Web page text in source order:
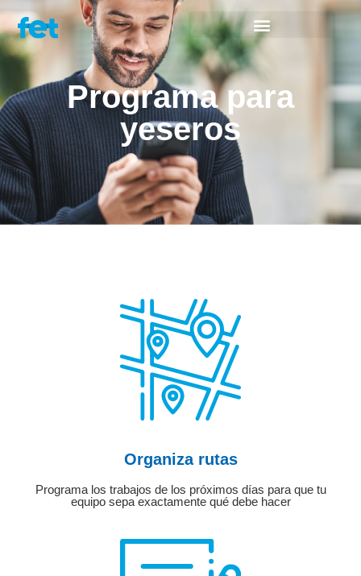
Programa para
yeseros
Organiza rutas
Programa los trabajos de los próximos días para que tu
equipo sepa exactamente qué debe hacer